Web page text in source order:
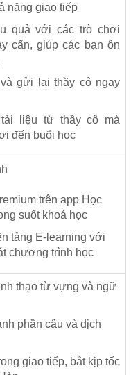
năng giao tiếp
quả với các trò chơi
cấn, giúp các bạn ôn
gửi lại thầy cô ngay
tài liệu từ thầy cô mà
đến buổi học
trên app Học
suốt khoá học
tảng E-learning với
chương trình học
thạo từ vựng và ngữ
phần câu và dịch
giao tiếp, bắt kịp tốc